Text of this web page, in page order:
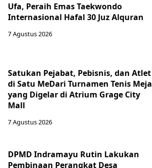
Ufa, Peraih Emas Taekwondo
Internasional Hafal 30 Juz Alquran
7 Agustus 2026
Satukan Pejabat, Pebisnis, dan Atlet
di Satu MeDari Turnamen Tenis Meja
yang Digelar di Atrium Grage City
Mall
7 Agustus 2026
DPMD Indramayu Rutin Lakukan
Pembinaan Perangkat Desa